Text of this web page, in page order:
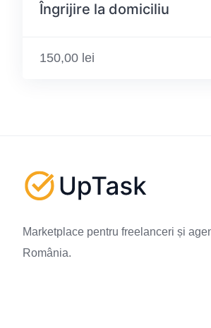
Îngrijire la domiciliu
150,00 lei
Marketplace pentru freelanceri și
România.